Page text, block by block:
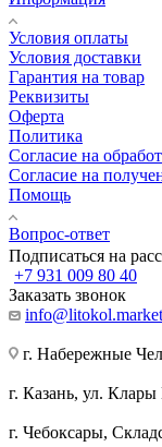
Условия оплаты
Условия доставки
Гарантия на товар
Реквизиты
Оферта
Политика
Согласие на
Согласие на
Помощь
Вопрос-ответ
Подписаться на
+7 931 009 80 40
Заказать звонок
info@litokol.market
г. Набережные
г. Казань, ул.
г. Чебоксары,